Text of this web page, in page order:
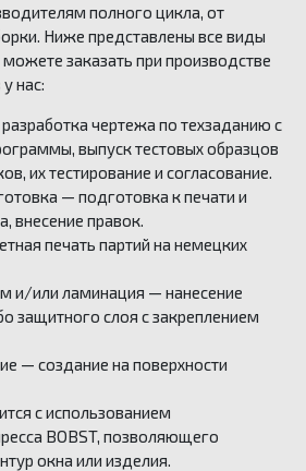
полного цикла, от
Ниже представлены все виды
заказать при производстве
нас:
чертежа по техзаданию с
выпуск тестовых образцов
их тестирование и согласование.
— подготовка к печати и
внесение правок.
печать партий на немецких
и/или ламинация — нанесение
защитного слоя с закреплением
— создание на поверхности
с использованием
BOBST, позволяющего
окна или изделия.